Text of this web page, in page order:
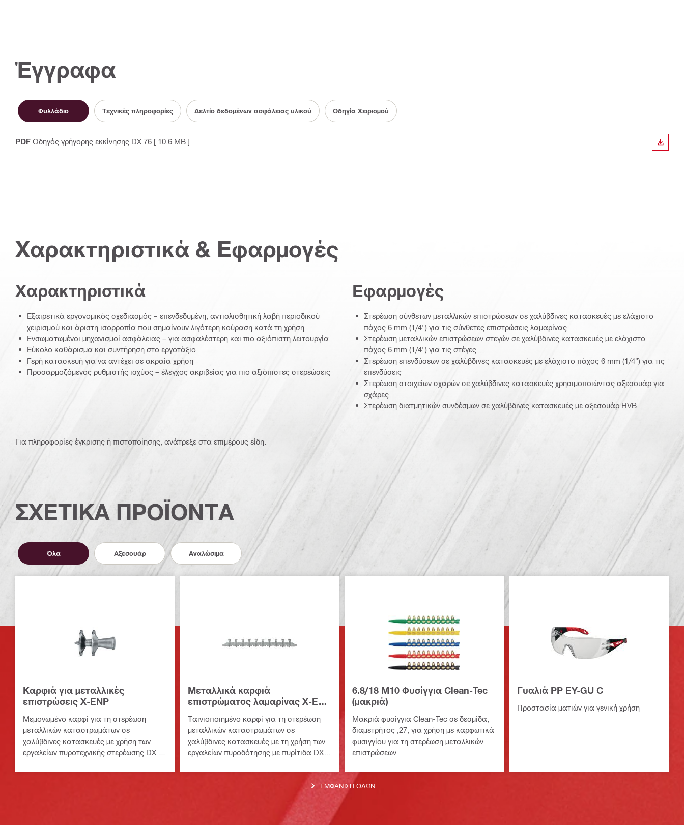
Έγγραφα
Φυλλάδιο Τεχνικές πληροφορίες Δελτίο δεδομένων ασφάλειας υλικού Οδηγία Χειρισμού
PDF Οδηγός γρήγορης εκκίνησης DX 76 [ 10.6 MB ] ΛΉΨΗ
Χαρακτηριστικά & Εφαρμογές
Χαρακτηριστικά
Εξαιρετικά εργονομικός σχεδιασμός – επενδεδυμένη, αντιολισθητική λαβή περιοδικού
χειρισμού και άριστη ισορροπία που σημαίνουν λιγότερη κούραση κατά τη χρήση
Ενσωματωμένοι μηχανισμοί ασφάλειας – για ασφαλέστερη και πιο αξιόπιστη λειτουργία
Εύκολο καθάρισμα και συντήρηση στο εργοτάξιο
Γερή κατασκευή για να αντέχει σε ακραία χρήση
Προσαρμοζόμενος ρυθμιστής ισχύος – έλεγχος ακριβείας για πιο αξιόπιστες στερεώσεις
Εφαρμογές
Στερέωση σύνθετων μεταλλικών επιστρώσεων σε χαλύβδινες κατασκευές με ελάχιστο
πάχος 6 mm (1/4") για τις σύνθετες επιστρώσεις λαμαρίνας
Στερέωση μεταλλικών επιστρώσεων στεγών σε χαλύβδινες κατασκευές με ελάχιστο
πάχος 6 mm (1/4") για τις στέγες
Στερέωση επενδύσεων σε χαλύβδινες κατασκευές με ελάχιστο πάχος 6 mm (1/4") για τις
επενδύσεις
Στερέωση στοιχείων σχαρών σε χαλύβδινες κατασκευές χρησιμοποιώντας αξεσουάρ για
σχάρες
Στερέωση διατμητικών συνδέσμων σε χαλύβδινες κατασκευές με αξεσουάρ HVB
Για πληροφορίες έγκρισης ή πιστοποίησης, ανάτρεξε στα επιμέρους είδη.
ΣΧΕΤΙΚΑ ΠΡΟΪΟΝΤΑ
Όλα Αξεσουάρ Αναλώσιμα
Καρφιά για μεταλλικές
επιστρώσεις X-ENP
Μεμονωμένο καρφί για τη στερέωση
μεταλλικών καταστρωμάτων σε
χαλύβδινες κατασκευές με χρήση των
εργαλείων πυροτεχνικής στερέωσης DX 8
Μεταλλικά καρφιά
επιστρώματος λαμαρίνας X-ENP
Ταινιοποιημένο καρφί για τη στερέωση
μεταλλικών καταστρωμάτων σε
χαλύβδινες κατασκευές με τη χρήση των
εργαλείων πυροδότησης με πυρίτιδα DX 8
6.8/18 M10 Φυσίγγια Clean-Tec
(μακριά)
Μακριά φυσίγγια Clean-Tec σε δεσμίδα,
διαμετρήτος ,27, για χρήση με καρφωτικά
φυσιγγίου για τη στερέωση μεταλλικών
επιστρώσεων
Γυαλιά PP EY-GU C
Προστασία ματιών για γενική χρήση
ΕΜΦΆΝΙΣΗ ΌΛΩΝ